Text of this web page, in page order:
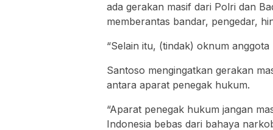
ada gerakan masif dari Polri dan
memberantas bandar, pengedar,
“Selain itu, (tindak) oknum
Santoso mengingatkan gerakan
antara aparat penegak hukum.
“Aparat penegak hukum jangan
Indonesia bebas dari bahaya